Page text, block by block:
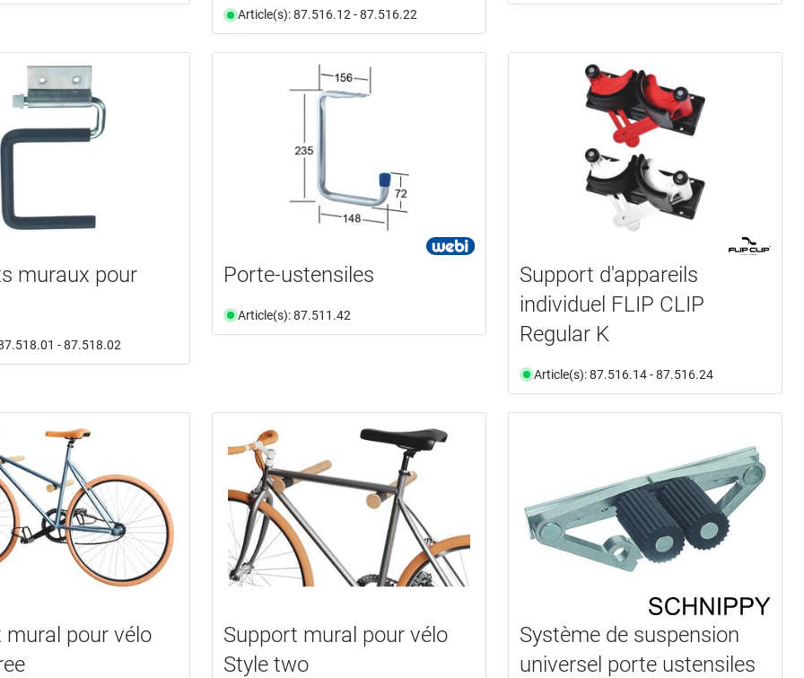
Article(s): 87.516.12 - 87.516.22
muraux pour
- 87.518.02
Porte-ustensiles
Article(s): 87.511.42
Support d'appareils
individuel FLIP CLIP
Regular K
Article(s): 87.516.14 - 87.516.24
mural pour vélo
Support mural pour vélo
Style two
Système de suspension
universel porte ustensiles